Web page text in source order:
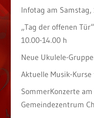
Infotag am Samstag,
„Tag der offenen
10.00-14.00 h
Neue Ukulele-
Aktuelle Musik-
SommerKonzerte am
Gemeindezentrum